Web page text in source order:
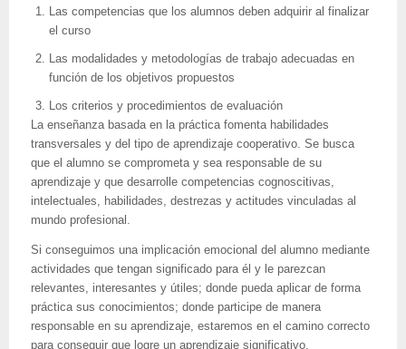
Las competencias que los alumnos deben adquirir al finalizar
el curso
Las modalidades y metodologías de trabajo adecuadas en
función de los objetivos propuestos
Los criterios y procedimientos de evaluación
La enseñanza basada en la práctica fomenta habilidades
transversales y del tipo de aprendizaje cooperativo. Se busca
que el alumno se comprometa y sea responsable de su
aprendizaje y que desarrolle competencias cognoscitivas,
intelectuales, habilidades, destrezas y actitudes vinculadas al
mundo profesional.
Si conseguimos una implicación emocional del alumno mediante
actividades que tengan significado para él y le parezcan
relevantes, interesantes y útiles; donde pueda aplicar de forma
práctica sus conocimientos; donde participe de manera
responsable en su aprendizaje, estaremos en el camino correcto
para conseguir que logre un aprendizaje significativo.